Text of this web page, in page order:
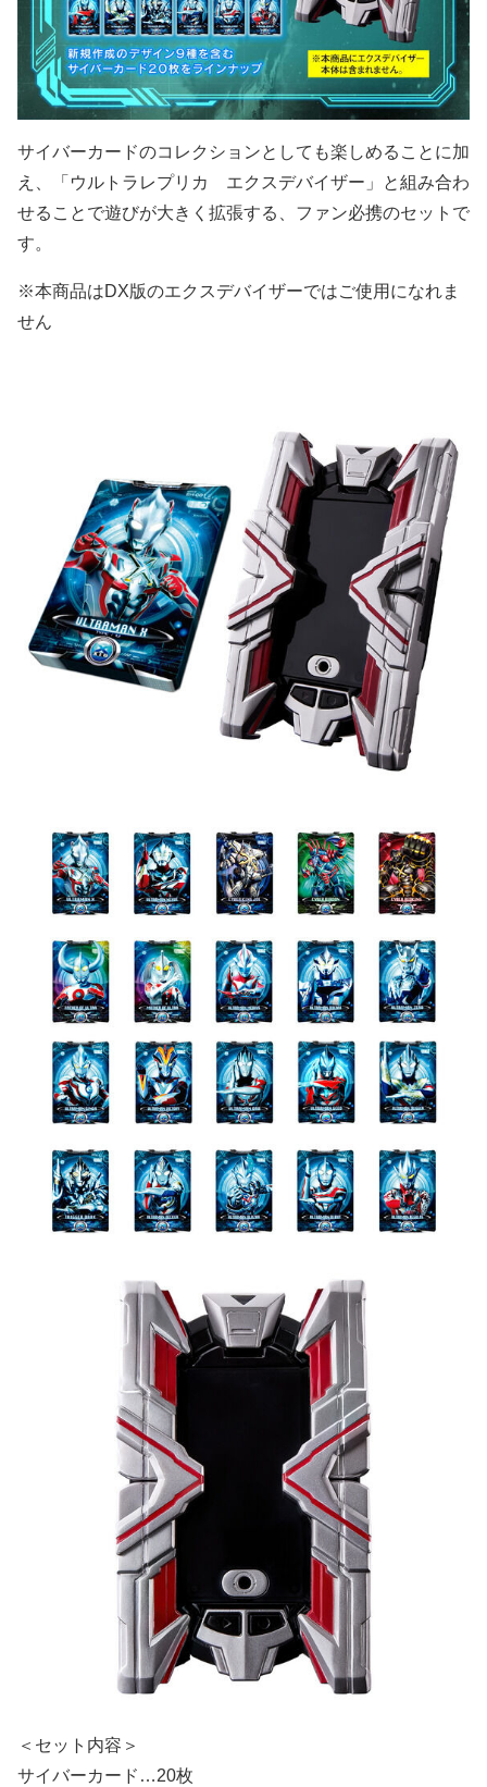
サイバーカードのコレクションとしても楽しめることに加
え、「ウルトラレプリカ エクスデバイザー」と組み合わ
せることで遊びが大きく拡張する、ファン必携のセットで
す。
※本商品はDX版のエクスデバイザーではご使用になれま
せん
＜セット内容＞
サイバーカード…20枚